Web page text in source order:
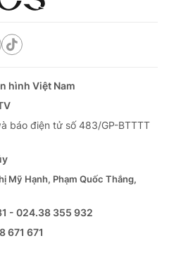
hình Việt Nam
báo điện tử số 483/GP-BTTTT
Mỹ Hạnh, Phạm Quốc Thắng,
- 024.38 355 932
671 671